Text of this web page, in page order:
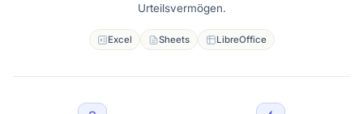
Urteilsvermögen.
Excel Sheets LibreOffice